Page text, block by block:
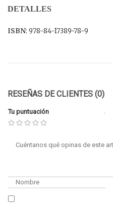
DETALLES
ISBN: 978-84-17389-78-9
RESEÑAS DE CLIENTES (0)
Tu puntuación